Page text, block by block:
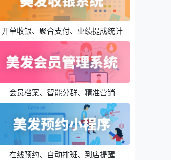
开单收银、聚合支付、业绩提成统计
会员档案、智能分群、精准营销
在线预约、自动排班、到店提醒